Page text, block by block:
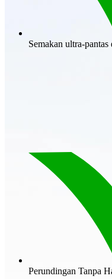
Semakan ultra-
Perundingan Tanpa